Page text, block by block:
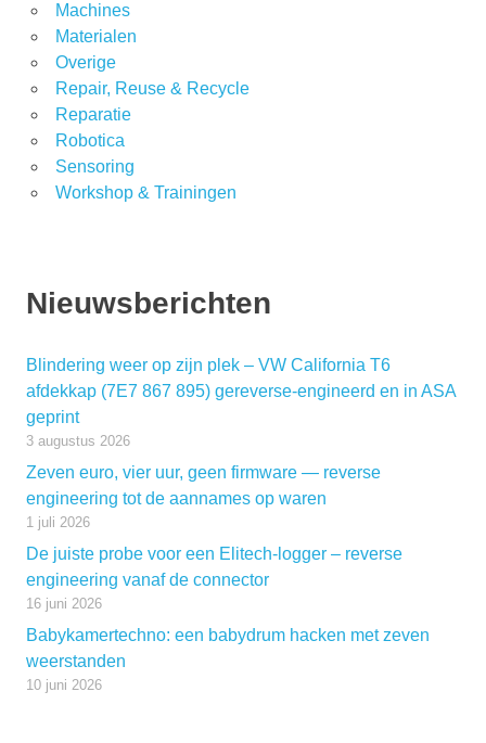
Machines
Materialen
Overige
Repair, Reuse & Recycle
Reparatie
Robotica
Sensoring
Workshop & Trainingen
Nieuwsberichten
Blindering weer op zijn plek – VW California T6
afdekkap (7E7 867 895) gereverse-engineerd en in ASA
geprint
3 augustus 2026
Zeven euro, vier uur, geen firmware — reverse
engineering tot de aannames op waren
1 juli 2026
De juiste probe voor een Elitech-logger – reverse
engineering vanaf de connector
16 juni 2026
Babykamertechno: een babydrum hacken met zeven
weerstanden
10 juni 2026